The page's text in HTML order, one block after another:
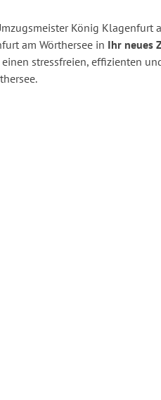
König Klagenfurt
am Wörthersee in Ihr neues
stressfreien, effizienten